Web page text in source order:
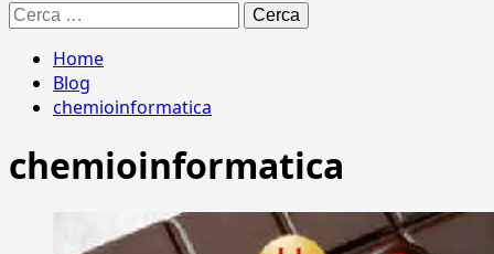
Ricerca
per:
Home
Blog
chemioinformatica
chemioinformatica